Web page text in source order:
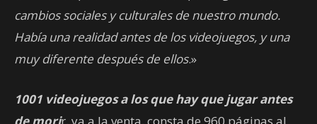
cambios sociales y culturales de nuestro mundo.
Había una realidad antes de los videojuegos, y una
muy diferente después de ellos.»
1001 videojuegos a los que hay que jugar antes
de morir, ya a la venta, consta de 960 páginas al